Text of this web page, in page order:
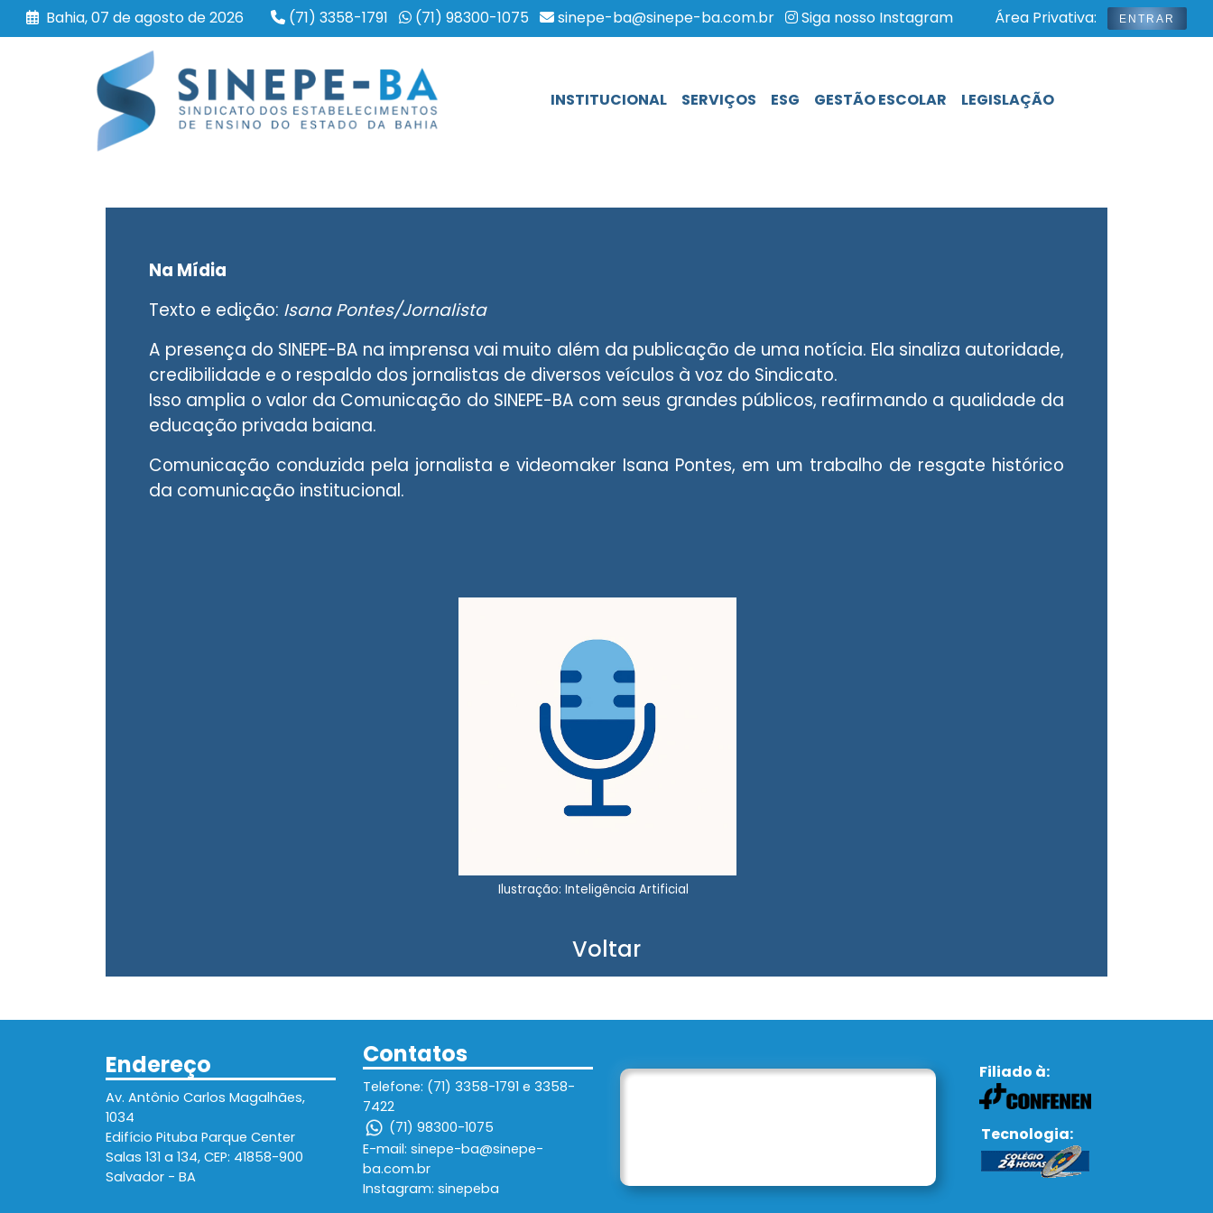
Bahia, 07 de agosto de 2026 (71) 3358-1791 (71) 98300-1075 sinepe-ba@sinepe-ba.com.br Siga nosso Instagram Área Privativa: ENTRAR
INSTITUCIONAL SERVIÇOS ESG GESTÃO ESCOLAR LEGISLAÇÃO
Na Mídia
Texto e edição: Isana Pontes/Jornalista
A presença do SINEPE-BA na imprensa vai muito além da publicação de uma notícia. Ela sinaliza autoridade,
credibilidade e o respaldo dos jornalistas de diversos veículos à voz do Sindicato.
Isso amplia o valor da Comunicação do SINEPE-BA com seus grandes públicos, reafirmando a qualidade da
educação privada baiana.
Comunicação conduzida pela jornalista e videomaker Isana Pontes, em um trabalho de resgate histórico
da comunicação institucional.
Ilustração: Inteligência Artificial
Voltar
Endereço
Av. Antônio Carlos Magalhães,
1034
Edifício Pituba Parque Center
Salas 131 a 134, CEP: 41858-900
Salvador - BA
Contatos
Telefone: (71) 3358-1791 e 3358-
7422
(71) 98300-1075
E-mail: sinepe-ba@sinepe-
ba.com.br
Instagram: sinepeba
Filiado à:
Tecnologia: